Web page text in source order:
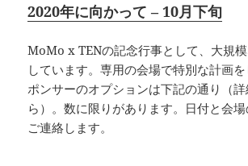
2020年に向かって – 10月下旬
MoMo x TENの記念行事として、大規
しています。専用の会場で特別な計画
ポンサーのオプションは下記の通り（
ら）。数に限りがあります。日付と会
ご連絡します。